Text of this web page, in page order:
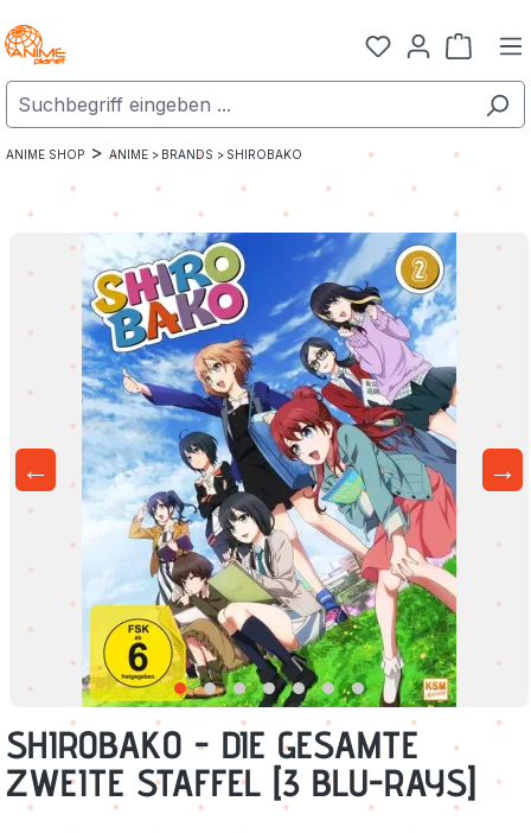
Zum Hauptinhalt springen
ANIME SHOP > ANIME > BRANDS > SHIROBAKO
← →
SHIROBAKO - DIE GESAMTE
ZWEITE STAFFEL [3 BLU-RAYS]